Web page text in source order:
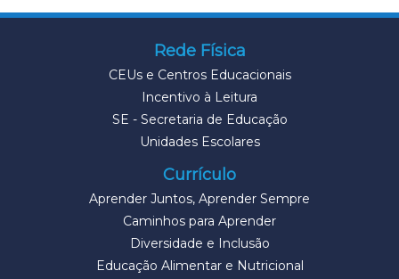
Rede Física
CEUs e Centros Educacionais
Incentivo à Leitura
SE - Secretaria de Educação
Unidades Escolares
Currículo
Aprender Juntos, Aprender Sempre
Caminhos para Aprender
Diversidade e Inclusão
Educação Alimentar e Nutricional